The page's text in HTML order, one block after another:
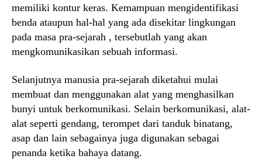
memiliki kontur keras. Kemampuan mengidentifikasi
benda ataupun hal-hal yang ada disekitar lingkungan
pada masa pra-sejarah , tersebutlah yang akan
mengkomunikasikan sebuah informasi.
Selanjutnya manusia pra-sejarah diketahui mulai
membuat dan menggunakan alat yang menghasilkan
bunyi untuk berkomunikasi. Selain berkomunikasi, alat-
alat seperti gendang, terompet dari tanduk binatang,
asap dan lain sebagainya juga digunakan sebagai
penanda ketika bahaya datang.